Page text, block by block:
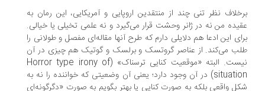
نظر تنی چند از منتقدین اروپایی و آمریکایی، این رمان به
من نه در ژانر وحشت قرار می‌گیرد و نه علمی تخیلی یا خیالی.
این ادعا هم دلایلی دارم که طرح آنها مقاله‌ای مفصل و طولانی را
می‌کند. از عناصر گروتسک و برلسک و گوتیک هم چیزی در آن
نیست. البته «موقعیت کنایی ترسناک» (Horror type irony of
situation) در آن وجود دارد؛ یعنی آن وضعيتى که خواننده را نه به
واقعى بلكه به‏ صورت كنايى یا بهتر بگویم به صورت «دگرگونه‌ای